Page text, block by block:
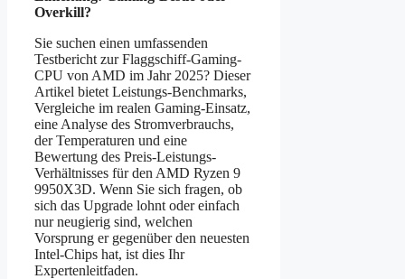
Overkill?
Sie suchen einen umfassenden
Testbericht zur Flaggschiff-Gaming-
CPU von AMD im Jahr 2025? Dieser
Artikel bietet Leistungs-Benchmarks,
Vergleiche im realen Gaming-Einsatz,
eine Analyse des Stromverbrauchs,
der Temperaturen und eine
Bewertung des Preis-Leistungs-
Verhältnisses für den AMD Ryzen 9
9950X3D. Wenn Sie sich fragen, ob
sich das Upgrade lohnt oder einfach
nur neugierig sind, welchen
Vorsprung er gegenüber den neuesten
Intel-Chips hat, ist dies Ihr
Expertenleitfaden.